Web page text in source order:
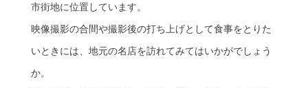
市街地に位置しています。
映像撮影の合間や撮影後の打ち上げとして食事をとりた
いときには、地元の名店を訪れてみてはいかがでしょう
か。